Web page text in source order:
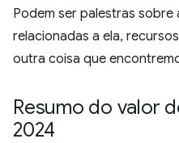
Podem ser palestras sobre
relacionadas a ela,
outra coisa que
Resumo do valor
2024